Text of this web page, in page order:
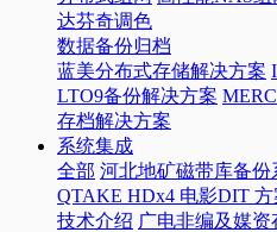
达芬奇调色
数据备份归档
蓝美分布式存储解决方案
LTO9备份解决方案
存档解决方案
系统集成
全部 河北地矿磁带库备份
QTAKE HDx4 电影DIT 方
技术介绍 广电非编及媒